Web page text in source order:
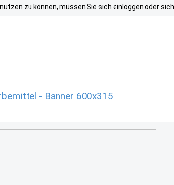
zu können, müssen Sie sich einloggen oder sich
- Banner 600x315